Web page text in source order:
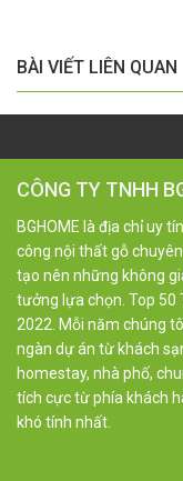
BÀI VIẾT LIÊN QUAN
CÔNG TY TNHH
BGHOME là địa chỉ uy
công nội thất gỗ
tạo nên những không
tưởng lựa chọn. Top 50
2022. Mỗi năm chúng
ngàn dự án từ khách
homestay, nhà phố,
tích cực từ phía khách
khó tính nhất.